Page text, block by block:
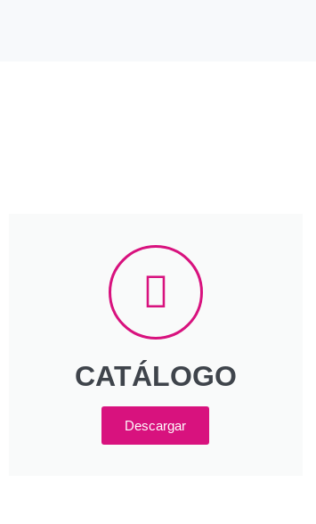
CATÁLOGO
Descargar